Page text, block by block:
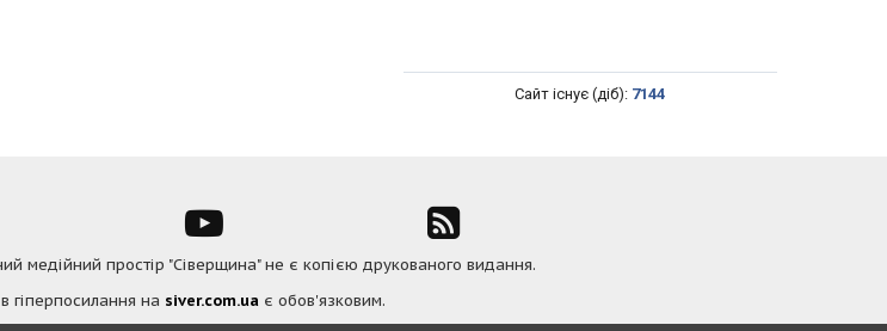
Сайт існує (діб): 7144
медійний простір "Сіверщина" не є копією друкованого видання.
гіперпосилання на siver.com.ua є обов'язковим.